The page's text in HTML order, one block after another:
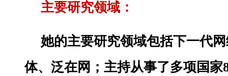
主要研究领域：
她的主要研究领域包括下一代
体、泛在网；主持从事了多项国家